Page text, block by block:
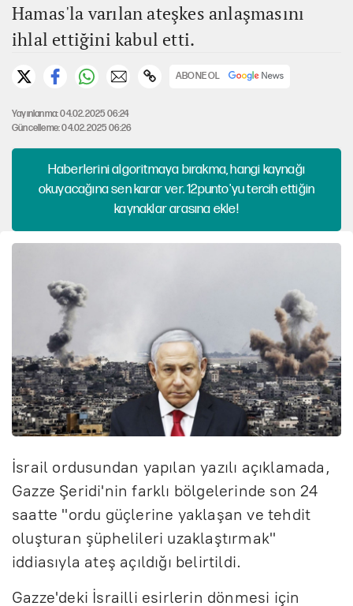
Hamas'la varılan ateşkes anlaşmasını
ihlal ettiğini kabul etti.
ABONE OL
Yayınlanma: 04.02.2025 06:24
Güncelleme: 04.02.2025 06:26
Haberlerini algoritmaya bırakma, hangi kaynağı
okuyacağına sen karar ver. 12punto'yu tercih ettiğin
kaynaklar arasına ekle!
İsrail ordusundan yapılan yazılı açıklamada,
Gazze Şeridi'nin farklı bölgelerinde son 24
saatte "ordu güçlerine yaklaşan ve tehdit
oluşturan şüphelileri uzaklaştırmak"
iddiasıyla ateş açıldığı belirtildi.
Gazze'deki İsrailli esirlerin dönmesi için